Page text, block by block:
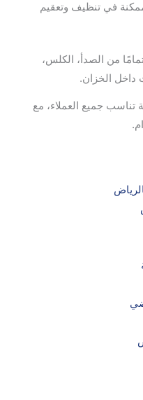
في تنظيف وتعقيم
من الصدأ، الكلس،
داخل الخزان.
تناسب جميع العملاء، مع